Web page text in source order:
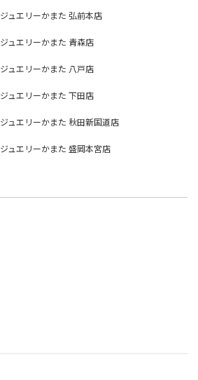
ジュエリーかまた 弘前本店
ジュエリーかまた 青森店
ジュエリーかまた 八戸店
ジュエリーかまた 下田店
ジュエリーかまた 秋田新国道店
ジュエリーかまた 盛岡本宮店